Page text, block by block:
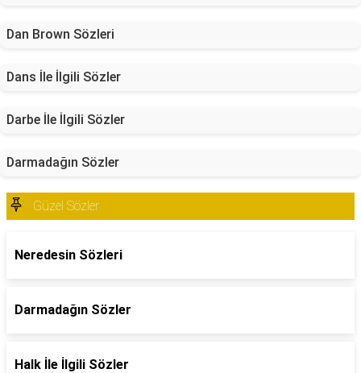
Dan Brown Sözleri
Dans İle İlgili Sözler
Darbe İle İlgili Sözler
Darmadağın Sözler
Güzel Sözler
Neredesin Sözleri
Darmadağın Sözler
Halk İle İlgili Sözler